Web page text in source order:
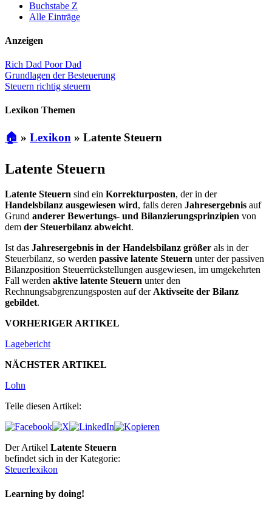
Buchstabe Z
Alle Einträge
Anzeigen
Rich Dad Poor Dad
Grundlagen der Besteuerung
Steuern richtig steuern
Lexikon Themen
🏠 » Lexikon » Latente Steuern
Latente Steuern
Latente Steuern sind ein Korrekturposten, der in der
Handelsbilanz ausgewiesen wird, falls deren Jahresergebnis auf
Grund anderer Bewertungs- und Bilanzierungsprinzipien von
dem der Steuerbilanz abweicht.
Ist das Jahresergebnis in der Handelsbilanz größer als in der
Steuerbilanz, so werden passive latente Steuern unter der passiven
Bilanzposition Steuerrückstellungen ausgewiesen, im umgekehrten
Fall werden aktive latente Steuern unter den
Rechnungsabgrenzungsposten auf derAktivseite der Bilanz
gebildet.
VORHERIGER ARTIKEL
Lagebericht
NÄCHSTER ARTIKEL
Lohn
Teile diesen Artikel:
Der Artikel Latente Steuern
befindet sich in der Kategorie:
Steuerlexikon
Learning by doing!